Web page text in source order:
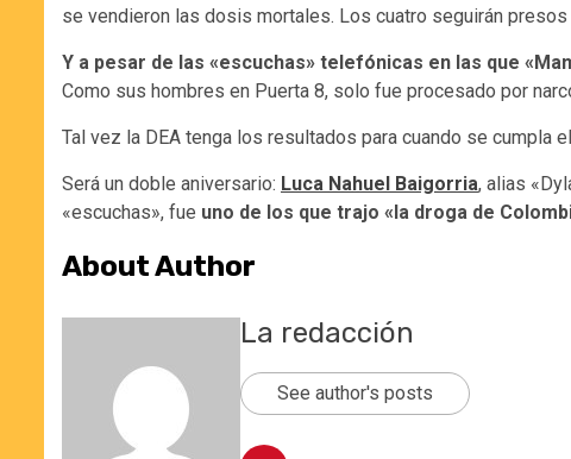
se vendieron las dosis mortales. Los cuatro seguirán
Y a pesar de las «escuchas» telefónicas en las que
Como sus hombres en Puerta 8, solo fue procesado por
Tal vez la DEA tenga los resultados para cuando se cumpla
Será un doble aniversario: Luca Nahuel Baigorria, alias
«escuchas», fue uno de los que trajo «la droga de
About Author
La redacción
See author's posts